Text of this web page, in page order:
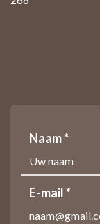
Naam *
E-mail *